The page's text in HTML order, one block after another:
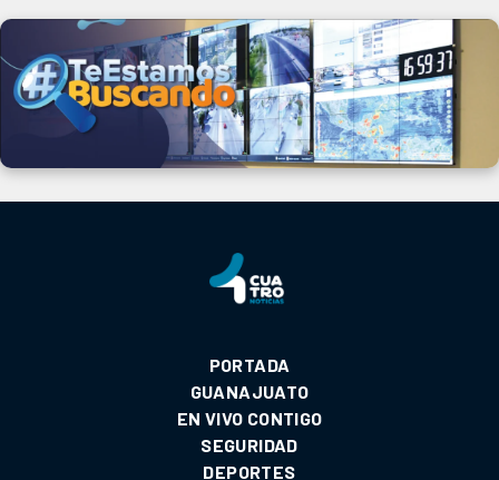
PORTADA
GUANAJUATO
EN VIVO CONTIGO
SEGURIDAD
DEPORTES